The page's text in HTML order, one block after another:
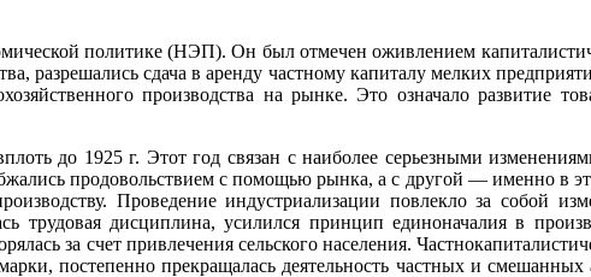
политике (НЭП). Он был отмечен оживлением
разрешались сдача в аренду частному капиталу мелких
производства на рынке. Это означало развитие
до 1925 г. Этот год связан с наиболее серьезными
продовольствием с помощью рынка, а с другой — именно в
Проведение индустриализации повлекло за собой
трудовая дисциплина, усилился принцип единоначалия в
за счет привлечения сельского населения.
постепенно прекращалась деятельность частных и